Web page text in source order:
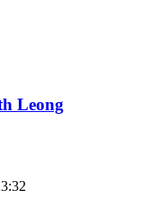
Leong